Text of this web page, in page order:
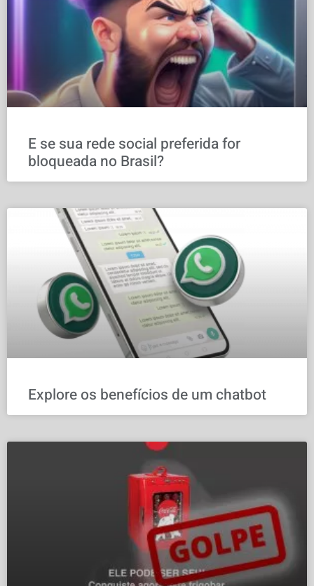
E se sua rede social preferida for
bloqueada no Brasil?
Explore os benefícios de um chatbot